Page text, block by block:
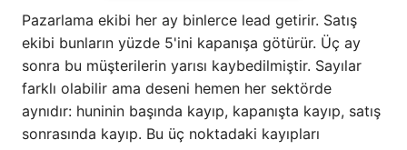
Pazarlama ekibi her ay binlerce lead getirir. Satış
ekibi bunların yüzde 5'ini kapanışa götürür. Üç ay
sonra bu müşterilerin yarısı kaybedilmiştir. Sayılar
farklı olabilir ama deseni hemen her sektörde
aynıdır: huninin başında kayıp, kapanışta kayıp, satış
sonrasında kayıp. Bu üç noktadaki kayıpları